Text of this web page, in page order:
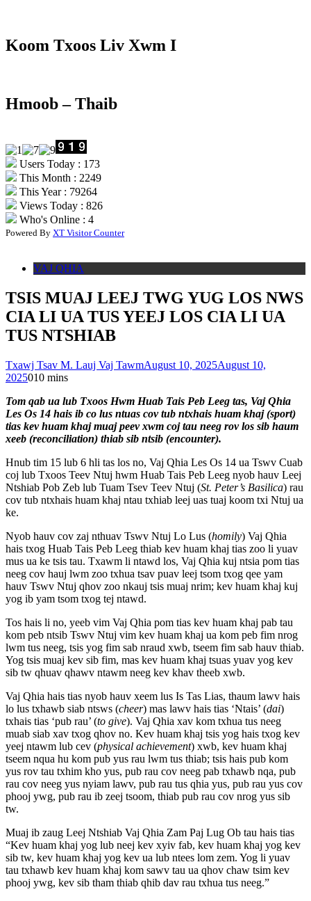
Koom Txoos Liv Xwm I
Hmoob – Thaib
Users Today : 173
This Month : 2249
This Year : 79264
Views Today : 826
Who's Online : 4
Powered By XT Visitor Counter
VAJ QHIA
TSIS MUAJ LEEJ TWG YUG LOS NWS
CIA LI UA TUS YEEJ LOS CIA LI UA
TUS NTSHIAB
Txawj Tsav M. Lauj Vaj TawmAugust 10, 2025August 10,
2025010 mins
Tom qab ua lub Txoos Hwm Huab Tais Peb Leeg tas, Vaj Qhia
Les Os 14 hais ib co lus ntuas cov tub ntxhais huam khaj (sport)
tias kev huam khaj muaj peev xwm coj tau neeg rov los sib haum
xeeb (reconciliation) thiab sib ntsib (encounter).
Hnub tim 15 lub 6 hli tas los no, Vaj Qhia Les Os 14 ua Tswv Cuab
coj lub Txoos Teev Ntuj hwm Huab Tais Peb Leeg nyob hauv Leej
Ntshiab Pob Zeb lub Tuam Tsev Teev Ntuj (St. Peter’s Basilica) rau
cov tub ntxhais huam khaj ntau txhiab leej uas tuaj koom txi Ntuj ua
ke.
Nyob hauv cov zaj nthuav Tswv Ntuj Lo Lus (homily) Vaj Qhia
hais txog Huab Tais Peb Leeg thiab kev huam khaj tias zoo li yuav
mus ua ke tsis tau. Txawm li ntawd los, Vaj Qhia kuj ntsia pom tias
neeg cov hauj lwm zoo txhua tsav puav leej tsom txog qee yam
hauv Tswv Ntuj qhov zoo nkauj tsis muaj nrim; kev huam khaj kuj
yog ib yam tsom txog tej ntawd.
Tos hais li no, yeeb vim Vaj Qhia pom tias kev huam khaj pab tau
kom peb ntsib Tswv Ntuj vim kev huam khaj ua kom peb fim nrog
lwm tus neeg, tsis yog fim sab nraud xwb, tseem fim sab hauv thiab.
Yog tsis muaj kev sib fim, mas kev huam khaj tsuas yuav yog kev
sib tw qhuav qhawv ntawm neeg kev khav theeb xwb.
Vaj Qhia hais tias nyob hauv xeem lus Is Tas Lias, thaum lawv hais
lo lus txhawb siab ntsws (cheer) mas lawv hais tias ‘Ntais’ (dai)
txhais tias ‘pub rau’ (to give). Vaj Qhia xav kom txhua tus neeg
muab siab xav txog qhov no. Kev huam khaj tsis yog hais txog kev
yeej ntawm lub cev (physical achievement) xwb, kev huam khaj
tseem nqua hu kom pub yus rau lwm tus thiab; tsis hais pub kom
yus rov tau txhim kho yus, pub rau cov neeg pab txhawb nqa, pub
rau cov neeg yus nyiam lawv, pub rau tus qhia yus, pub rau yus cov
phooj ywg, pub rau ib zeej tsoom, thiab pub rau cov nrog yus sib
tw.
Muaj ib zaug Leej Ntshiab Vaj Qhia Zam Paj Lug Ob tau hais tias
“Kev huam khaj yog lub neej kev xyiv fab, kev huam khaj yog kev
sib tw, kev huam khaj yog kev ua lub ntees lom zem. Yog li yuav
tau txhawb kev huam khaj kom sawv tau ua qhov chaw tsim kev
phooj ywg, kev sib tham thiab qhib dav rau txhua tus neeg.”